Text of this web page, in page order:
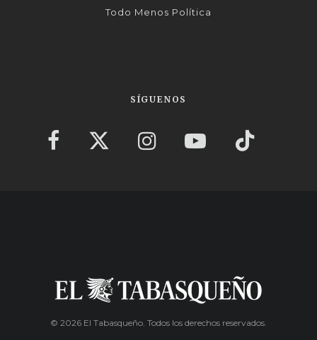
Todo Menos Política
SÍGUENOS
© 2026 El Tabasqueño. Todos los derechos reservados.